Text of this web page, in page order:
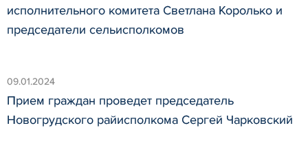
исполнительного комитета Светлана Королько и
председатели сельисполкомов
09.01.2024
Прием граждан проведет председатель
Новогрудского райисполкома Сергей Чарковский